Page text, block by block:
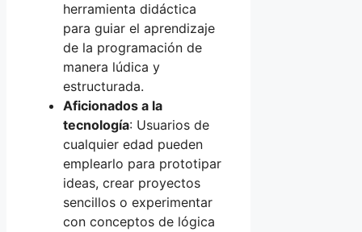
herramienta didáctica
para guiar el aprendizaje
de la programación de
manera lúdica y
estructurada.
Aficionados a la
tecnología: Usuarios de
cualquier edad pueden
emplearlo para prototipar
ideas, crear proyectos
sencillos o experimentar
con conceptos de lógica